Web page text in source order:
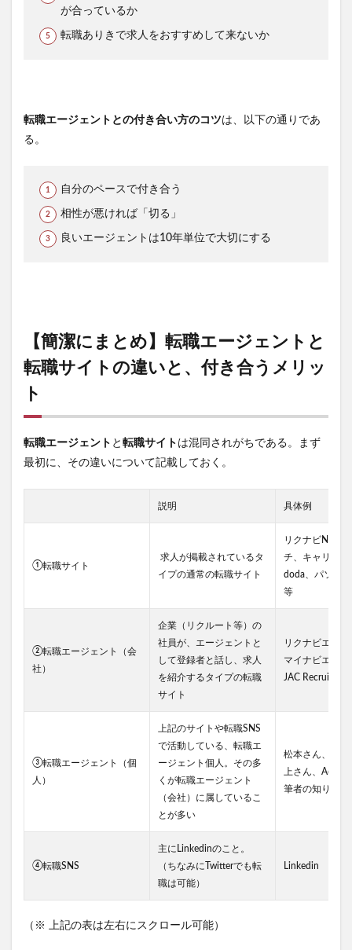
が合っているか
転職ありきで求人をおすすめして来ないか
転職エージェントとの付き合い方のコツは、以下の通りであ
る。
自分のペースで付き合う
相性が悪ければ「切る」
良いエージェントは10年単位で大切にする
【簡潔にまとめ】転職エージェントと
転職サイトの違いと、付き合うメリッ
ト
転職エージェント と 転職サイト は混同されがちである。まず
最初に、その違いについて記載しておく。
説明 具体例
①転職サイト
求人が掲載されているタ
イプの通常の転職サイト
リクナビNext
チ、キャリアカ
doda、パソナ
等
②転職エージェント（会
社）
企業（リクルート等）の
社員が、エージェントと
して登録者と話し、求人
を紹介するタイプの転職
サイト
リクナビエー
マイナビエージ
JAC
③転職エージェント（個
人）
上記のサイトや転職SNS
で活動している、転職エ
ージェント個人。その多
くが転職エージェント
（会社）に属しているこ
とが多い
松本さん、高橋
上さん、Adam
筆者の知り合い
④転職SNS
主にLinkedinのこと。
（ちなみにTwitterでも転
職は可能）
Linkedin
（※ 上記の表は左右にスクロール可能）